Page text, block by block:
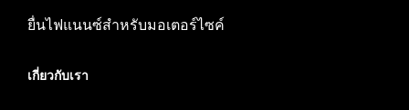
ยื่นไฟแนนซ์สำหรับมอเตอร์ไซค์
เกี่ยวกับเรา